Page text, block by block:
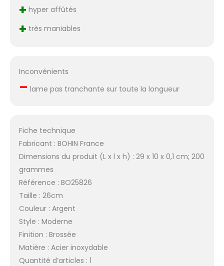
+ hyper affûtés
+ très maniables
Inconvénients
– lame pas tranchante sur toute la longueur
Fiche technique
Fabricant : BOHIN France
Dimensions du produit (L x l x h) : 29 x 10 x 0,1 cm; 200
grammes
Référence : BO25826
Taille : 26cm
Couleur : Argent
Style : Moderne
Finition : Brossée
Matière : Acier inoxydable
Quantité d’articles : 1